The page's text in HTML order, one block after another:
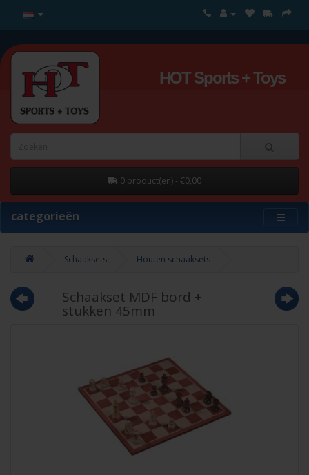
HOT Sports + Toys
0 product(en) - €0,00
categorieën
Schaaksets Houten schaaksets
Schaakset MDF bord +
stukken 45mm